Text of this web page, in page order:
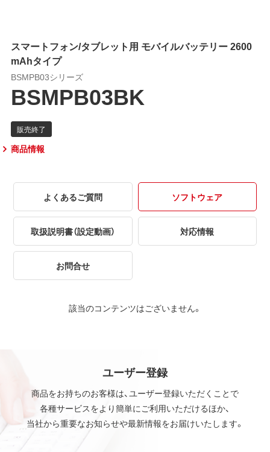
スマートフォン/タブレット用 モバイルバッテリー 2600
mAhタイプ
BSMPB03シリーズ
BSMPB03BK
商品情報
よくあるご質問 ソフトウェア
取扱説明書（設定動画） 対応情報
お問合せ
該当のコンテンツはございません。
ユーザー登録
商品をお持ちのお客様は、ユーザー登録いただくことで
各種サービスをより簡単にご利用いただけるほか、
当社から重要なお知らせや最新情報をお届けいたします。